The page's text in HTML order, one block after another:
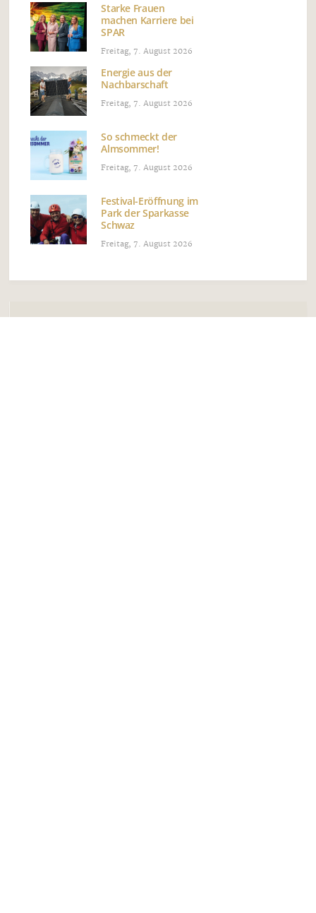
Starke Frauen
machen Karriere bei
SPAR
Freitag, 7. August 2026
Energie aus der
Nachbarschaft
Freitag, 7. August 2026
So schmeckt der
Almsommer!
Freitag, 7. August 2026
Festival-Eröffnung im
Park der Sparkasse
Schwaz
Freitag, 7. August 2026